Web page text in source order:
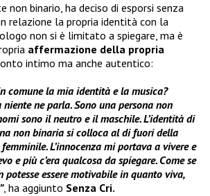
non binario, ha deciso di esporsi senza
relazione la propria identità con la
non si è limitato a spiegare, ma è
affermazione della propria
intimo ma anche autentico:
comune la mia identità e la musica?
ne parla. Sono una persona non
sono il neutro e il maschile. L’identità di
non binaria si colloca al di fuori della
L’innocenza mi portava a vivere e
e più c’era qualcosa da spiegare. Come se
potesse essere motivabile in quanto viva,
, ha aggiunto Senza Cri.